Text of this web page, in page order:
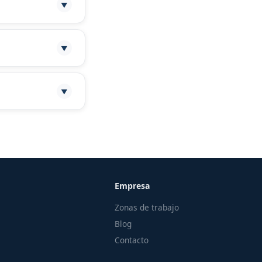
▼
▼
▼
Empresa
Zonas de trabajo
Blog
Contacto